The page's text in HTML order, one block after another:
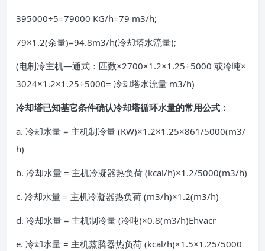
395000÷5=79000 KG/h=79 m3/h;
79×1.2(余量)=94.8m3/h(冷却塔水流量);
(电制冷主机—通式：匹数×2700×1.2×1.25÷5000 或冷吨×
3024×1.2×1.25÷5000= 冷却塔水流量 m3/h)
冷却塔已知基它条件确认冷却塔循环水量的常用公式：
a. 冷却水量 = 主机制冷量 (KW)×1.2×1.25×861/5000(m3/
h)
b. 冷却水量 = 主机冷凝器热负荷 (kcal/h)×1.2/5000(m3/h)
c. 冷却水量 = 主机冷凝器热负荷 (m3/h)×1.2(m3/h)
d. 冷却水量 = 主机制冷量 (冷吨)×0.8(m3/h)Ehvacr
e. 冷却水量 = 主机蒸腾器热负荷 (kcal/h)×1.5×1.25/5000